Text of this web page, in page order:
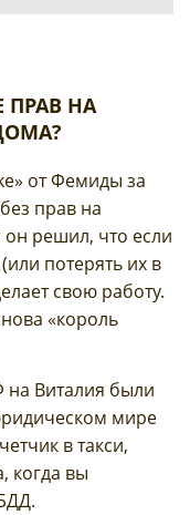
ПРАВ НА
от Фемиды за
прав на
он решил, что если
потерять их в
свою работу.
«король
на Виталия были
мире
в такси,
когда вы